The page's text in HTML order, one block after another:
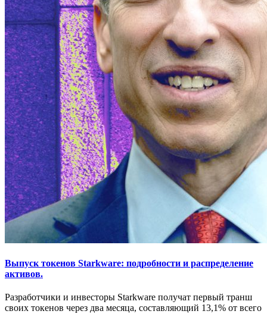
Выпуск токенов Starkware: подробности и распределение
активов.
Разработчики и инвесторы Starkware получат первый транш
своих токенов через два месяца, составляющий 13,1% от всего